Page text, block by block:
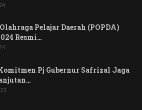
Pelajar Daerah (POPDA)
Resmi…
Pj Gubernur Safrizal Jaga